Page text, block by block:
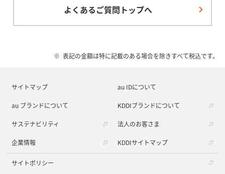
よくあるご質問トップへ
表記の金額は特に記載のある場合を除きすべて税込です。
サイトマップ au IDについて
au ブランドについて KDDIブランドについて
サステナビリティ 法人のお客さま
企業情報 KDDIサイトマップ
サイトポリシー